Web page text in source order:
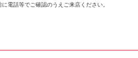
電話等でご確認のうえご来店ください。